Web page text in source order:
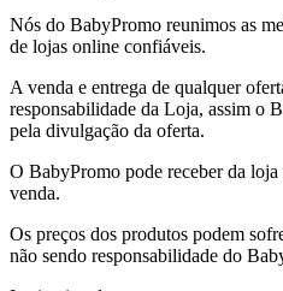
Nós do BabyPromo reunimos as
de lojas online confiáveis.
A venda e entrega de qualquer
responsabilidade da Loja, assim o
pela divulgação da oferta.
O BabyPromo pode receber da loja
venda.
Os preços dos produtos podem
não sendo responsabilidade do